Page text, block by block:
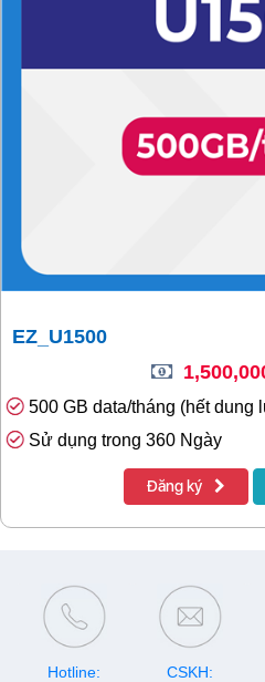
EZ_U1500
500 GB data/tháng (hết dung
Sử dụng trong 360 Ngày
Đăng ký
Hotline:
CSKH: